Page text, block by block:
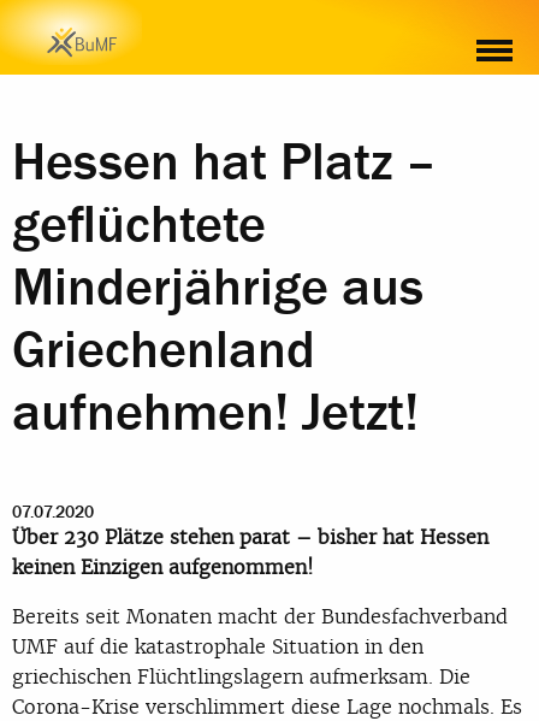
WEITERE INFORMATIONEN ZUM THEMA
Hessen hat Platz –
geflüchtete
Minderjährige aus
Griechenland
aufnehmen! Jetzt!
07.07.2020
Über 230 Plätze stehen parat – bisher hat Hessen
keinen Einzigen aufgenommen!
Bereits seit Monaten macht der Bundesfachverband
UMF auf die katastrophale Situation in den
griechischen Flüchtlingslagern aufmerksam. Die
Corona-Krise verschlimmert diese Lage nochmals. Es